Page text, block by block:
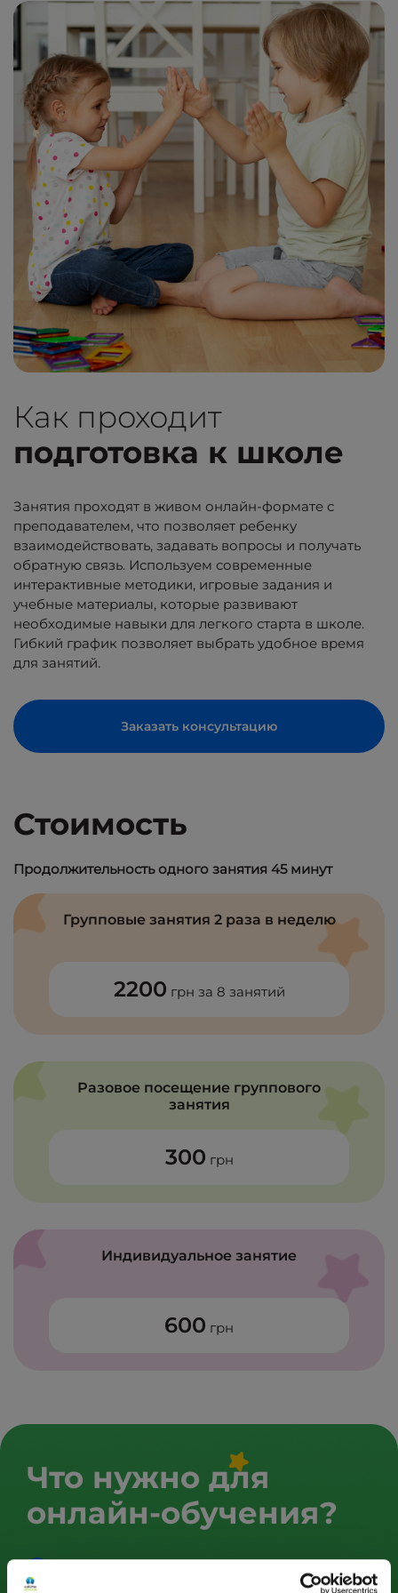
Как проходит
подготовка к школе
Занятия проходят в живом онлайн-формате с
преподавателем, что позволяет ребенку
взаимодействовать, задавать вопросы и получать
обратную связь. Используем современные
интерактивные методики, игровые задания и
учебные материалы, которые развивают
необходимые навыки для легкого старта в школе.
Гибкий график позволяет выбрать удобное время
для занятий.
Заказать консультацию
Стоимость
Продолжительность одного занятия 45 минут
Групповые занятия 2 раза в неделю
2200 грн за 8 занятий
Разовое посещение группового
занятия
300 грн
Индивидуальное занятие
600 грн
Что нужно для
онлайн-обучения?